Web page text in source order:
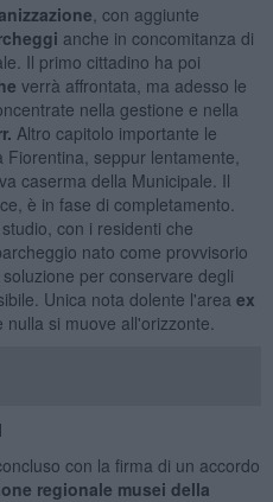
, con aggiunte
anche in concomitanza di
Il primo cittadino ha poi
verrà affrontata, ma adesso le
nella gestione e nella
Altro capitolo importante le
seppur lentamente,
caserma della Municipale. Il
è in fase di completamento.
con i residenti che
nato come provvisorio
per conservare degli
Unica nota dolente l'area ex
nulla si muove all'orizzonte.
con la firma di un accordo
regionale musei della